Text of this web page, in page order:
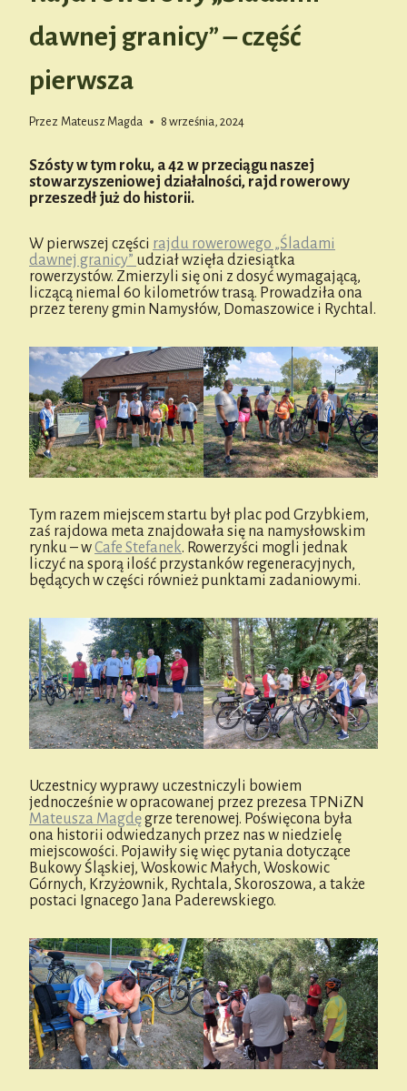
dawnej granicy” – część
pierwsza
Przez Mateusz Magda 8 września, 2024
Szósty w tym roku, a 42 w przeciągu naszej
stowarzyszeniowej działalności, rajd rowerowy
przeszedł już do historii.
W pierwszej części rajdu rowerowego „Śladami
dawnej granicy” udział wzięła dziesiątka
rowerzystów. Zmierzyli się oni z dosyć wymagającą,
liczącą niemal 60 kilometrów trasą. Prowadziła ona
przez tereny gmin Namysłów, Domaszowice i Rychtal.
Tym razem miejscem startu był plac pod Grzybkiem,
zaś rajdowa meta znajdowała się na namysłowskim
rynku – wCafe Stefanek. Rowerzyści mogli jednak
liczyć na sporą ilość przystanków regeneracyjnych,
będących w części również punktami zadaniowymi.
Uczestnicy wyprawy uczestniczyli bowiem
jednocześnie w opracowanej przez prezesa TPNiZN
Mateusza Magdęgrze terenowej. Poświęcona była
ona historii odwiedzanych przez nas w niedzielę
miejscowości. Pojawiły się więc pytania dotyczące
Bukowy Śląskiej, Woskowic Małych, Woskowic
Górnych, Krzyżownik, Rychtala, Skoroszowa, a także
postaci Ignacego Jana Paderewskiego.